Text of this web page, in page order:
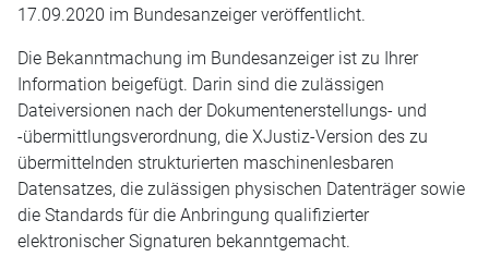
17.09.2020 im Bundesanzeiger veröffentlicht.
Die Bekanntmachung im Bundesanzeiger ist zu Ihrer
Information beigefügt. Darin sind die zulässigen
Dateiversionen nach der Dokumentenerstellungs- und
-übermittlungsverordnung, die XJustiz-Version des zu
übermittelnden strukturierten maschinenlesbaren
Datensatzes, die zulässigen physischen Datenträger sowie
die Standards für die Anbringung qualifizierter
elektronischer Signaturen bekanntgemacht.